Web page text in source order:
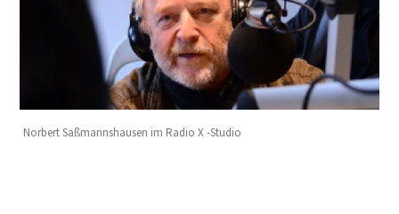
Norbert Saßmannshausen im Radio X -Studio